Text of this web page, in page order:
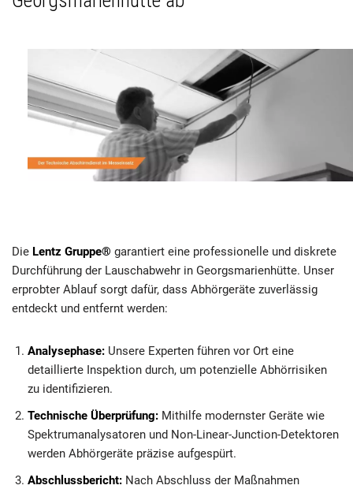
Die Lentz Gruppe® garantiert eine professionelle und diskrete
Durchführung der Lauschabwehr in Georgsmarienhütte. Unser
erprobter Ablauf sorgt dafür, dass Abhörgeräte zuverlässig
entdeckt und entfernt werden:
Analysephase: Unsere Experten führen vor Ort eine
detaillierte Inspektion durch, um potenzielle Abhörrisiken
zu identifizieren.
Technische Überprüfung: Mithilfe modernster Geräte wie
Spektrumanalysatoren und Non-Linear-Junction-Detektoren
werden Abhörgeräte präzise aufgespürt.
Abschlussbericht: Nach Abschluss der Maßnahmen